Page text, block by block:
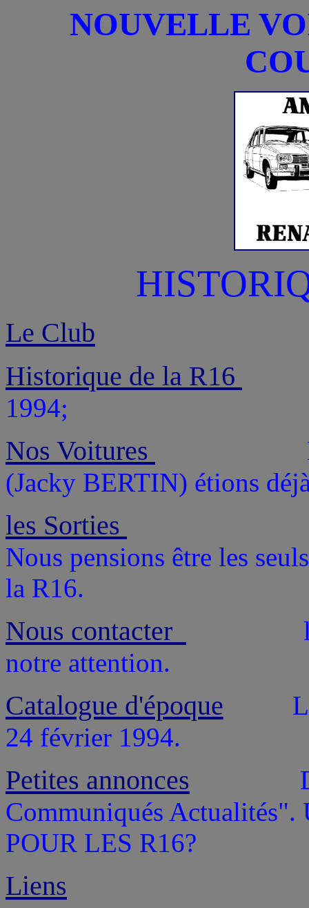
NOUVELLE
Le Club
Historique de la R16
1994;
Nos Voitures
(Jacky BERTIN) étions
les Sorties
Nous pensions être les
la R16.
Nous contacter
notre attention.
Catalogue d'époque
24 février 1994.
Petites annonces
Communiqués
POUR LES
Liens